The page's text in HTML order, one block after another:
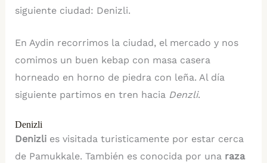
siguiente ciudad: Denizli.
En Aydin recorrimos la ciudad, el mercado y nos
comimos un buen kebap con masa casera
horneado en horno de piedra con leña. Al día
siguiente partimos en tren hacia Denzli.
Denizli
Denizlies visitada turisticamente por estar cerca
de Pamukkale. También es conocida por unaraza